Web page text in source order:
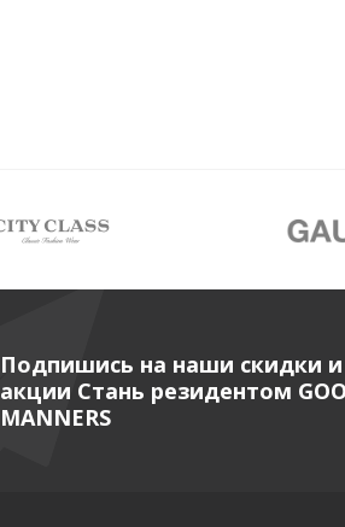
Подпишись на наши скидки и
акции Стань резидентом
MANNERS